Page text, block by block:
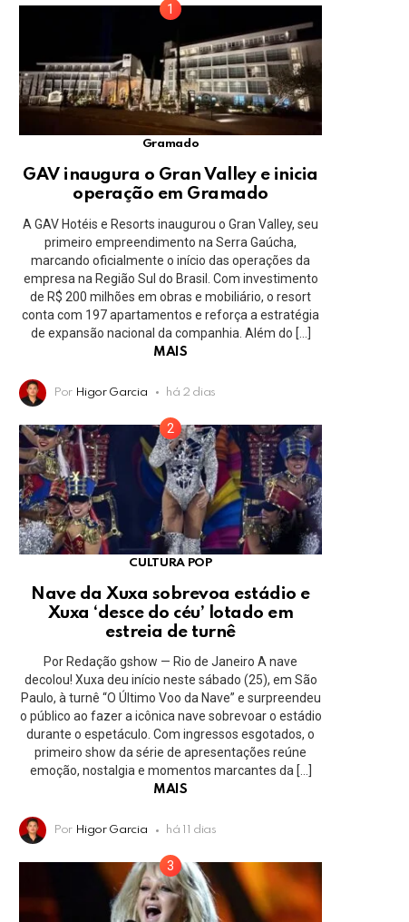
Gramado
GAV inaugura o Gran Valley e inicia
operação em Gramado
A GAV Hotéis e Resorts inaugurou o Gran Valley, seu
primeiro empreendimento na Serra Gaúcha,
marcando oficialmente o início das operações da
empresa na Região Sul do Brasil. Com investimento
de R$ 200 milhões em obras e mobiliário, o resort
conta com 197 apartamentos e reforça a estratégia
de expansão nacional da companhia. Além do […]
MAIS
Por Higor Garcia há 2 dias
CULTURA POP
Nave da Xuxa sobrevoa estádio e
Xuxa ‘desce do céu’ lotado em
estreia de turnê
Por Redação gshow — Rio de Janeiro A nave
decolou! Xuxa deu início neste sábado (25), em São
Paulo, à turnê “O Último Voo da Nave” e surpreendeu
o público ao fazer a icônica nave sobrevoar o estádio
durante o espetáculo. Com ingressos esgotados, o
primeiro show da série de apresentações reúne
emoção, nostalgia e momentos marcantes da […]
MAIS
Por Higor Garcia há 11 dias